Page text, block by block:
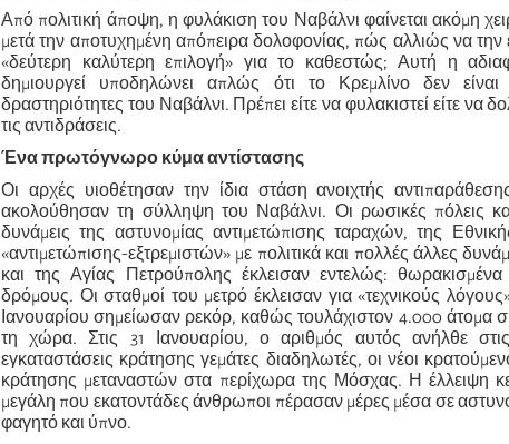
Από πολιτική άποψη, η φυλάκιση του Ναβάλνι φαίνεται ακόμη
μετά την αποτυχημένη απόπειρα δολοφονίας, πώς αλλιώς να
«δεύτερη καλύτερη επιλογή» για το καθεστώς; Αυτή η
δημιουργεί υποδηλώνει απλώς ότι το Κρεμλίνο δεν
δραστηριότητες του Ναβάλνι. Πρέπει είτε να φυλακιστεί είτε να
τις αντιδράσεις.
Ένα πρωτόγνωρο κύμα αντίστασης
Οι αρχές υιοθέτησαν την ίδια στάση ανοιχτής
ακολούθησαν τη σύλληψη του Ναβάλνι. Οι ρωσικές πόλεις
δυνάμεις της αστυνομίας αντιμετώπισης ταραχών, της
«αντιμετώπισης-εξτρεμιστών» με πολιτικά και πολλές άλλες
και της Αγίας Πετρούπολης έκλεισαν εντελώς:
δρόμους. Οι σταθμοί του μετρό έκλεισαν για «τεχνικούς
Ιανουαρίου σημείωσαν ρεκόρ, καθώς τουλάχιστον 4.000 άτομα
τη χώρα. Στις 31 Ιανουαρίου, ο αριθμός αυτός ανήλθε
εγκαταστάσεις κράτησης γεμάτες διαδηλωτές, οι νέοι
κράτησης μεταναστών στα περίχωρα της Μόσχας. Η έλλειψη
μεγάλη που εκατοντάδες άνθρωποι πέρασαν μέρες μέσα σε
φαγητό και ύπνο.